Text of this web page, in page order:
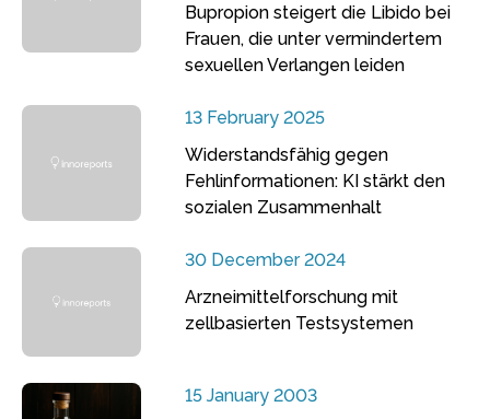
Bupropion steigert die Libido bei
Frauen, die unter vermindertem
sexuellen Verlangen leiden
13 February 2025
Widerstandsfähig gegen
Fehlinformationen: KI stärkt den
sozialen Zusammenhalt
30 December 2024
Arzneimittelforschung mit
zellbasierten Testsystemen
15 January 2003